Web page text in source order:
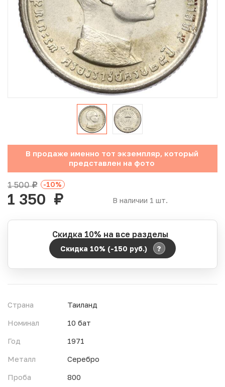
Юбилейные монеты Банка России (с 1999 года)
Памятные и инвестиционные монеты СССР и России
Иностранные монеты
Неофициальные выпуски монет (Unusual)
Античные и средневековые монеты
Инвестиционные монеты
В продаже именно тот экземпляр, который
представлен на фото
В наличии 1 шт.
1 500руб. -10%
1 350 руб.
Скидка 10% на все разделы
Скидка 10% (-150 руб.) ?
Период действия акции:
Время до окончания:
14
Страна
Таиланд
Номинал
10 бат
Год
1971
Металл
Серебро
Проба
800